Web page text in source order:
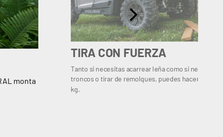
monta
TIRA CON FUERZA
Tanto si necesitas acarrear leña como si
troncos o tirar de remolques, puedes hacerlo con
kg.